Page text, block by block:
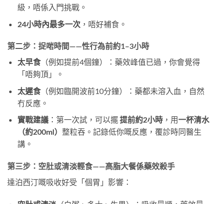
級，唔係入門挑戰。
24小時內最多一次，唔好補食。
第二步：捉啱時間——性行為前約1–3小時
太早食（例如提前4個鐘）：藥效峰值已過，你會覺得
「唔夠頂」。
太遲食（例如臨開波前10分鐘）：藥都未溶入血，自然
冇反應。
實戰建議：第一次試，可以擺提前約2小時，用一杯清水
（約200ml） 整粒吞。記錄低你嘅反應，覆診時同醫生
講。
第三步：空肚或清淡輕食——高脂大餐係藥效殺手
達泊西汀嘅吸收好受「個胃」影響：